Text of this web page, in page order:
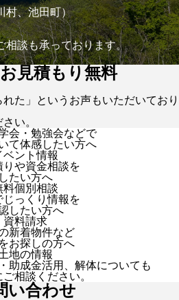
村、池田町）
談も承っております。
見積もり無料
れた」というお声もいただいており
い。
会・勉強会などで
て体感したい方へ
ベント情報
りや資金相談を
したい方へ
料個別相談
じっくり情報を
したい方へ
資料請求
新着物件など
お探しの方へ
地の情報
助成金活用、解体についても
相談ください。
い合わせ